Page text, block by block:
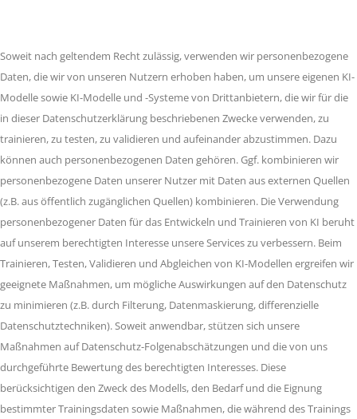
Soweit nach geltendem Recht zulässig, verwenden wir personenbezogene
Daten, die wir von unseren Nutzern erhoben haben, um unsere eigenen KI-
Modelle sowie KI-Modelle und -Systeme von Drittanbietern, die wir für die
in dieser Datenschutzerklärung beschriebenen Zwecke verwenden, zu
trainieren, zu testen, zu validieren und aufeinander abzustimmen. Dazu
können auch personenbezogenen Daten gehören. Ggf. kombinieren wir
personenbezogene Daten unserer Nutzer mit Daten aus externen Quellen
(z.B. aus öffentlich zugänglichen Quellen) kombinieren. Die Verwendung
personenbezogener Daten für das Entwickeln und Trainieren von KI beruht
auf unserem berechtigten Interesse unsere Services zu verbessern. Beim
Trainieren, Testen, Validieren und Abgleichen von KI-Modellen ergreifen wir
geeignete Maßnahmen, um mögliche Auswirkungen auf den Datenschutz
zu minimieren (z.B. durch Filterung, Datenmaskierung, differenzielle
Datenschutztechniken). Soweit anwendbar, stützen sich unsere
Maßnahmen auf Datenschutz-Folgenabschätzungen und die von uns
durchgeführte Bewertung des berechtigten Interesses. Diese
berücksichtigen den Zweck des Modells, den Bedarf und die Eignung
bestimmter Trainingsdaten sowie Maßnahmen, die während des Trainings